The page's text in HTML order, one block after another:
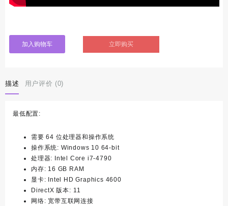
加入购物车 立即购买
描述 用户评价 (0)
最低配置:
需要 64 位处理器和操作系统
操作系统: Windows 10 64-bit
处理器: Intel Core i7-4790
内存: 16 GB RAM
显卡: Intel HD Graphics 4600
DirectX 版本: 11
网络: 宽带互联网连接